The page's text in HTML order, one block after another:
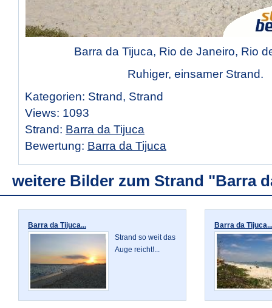
Barra da Tijuca, Rio de Janeiro, Rio
Ruhiger, einsamer Strand.
Kategorien: Strand, Strand
Views: 1093
Strand: Barra da Tijuca
Bewertung: Barra da Tijuca
weitere Bilder zum Strand "Barra
Barra da Tijuca...
Strand so weit das
Auge reicht!...
Barra da Tijuca...